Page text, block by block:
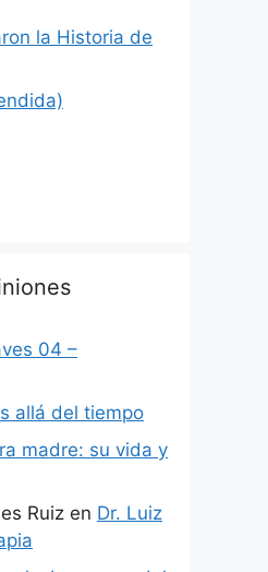
la Historia de
04 –
allá del tiempo
madre: su vida y
Ruiz en Dr. Luiz